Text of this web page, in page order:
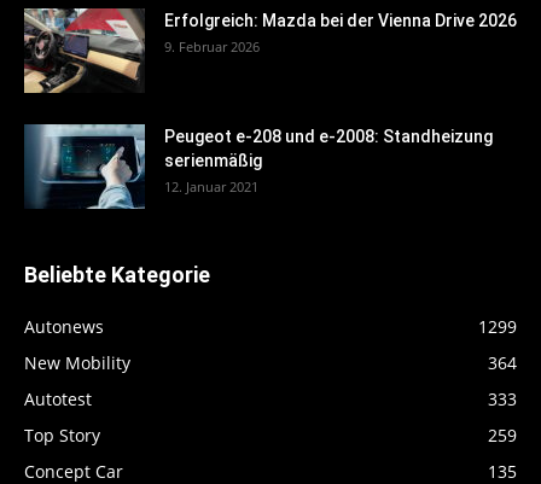
Erfolgreich: Mazda bei der Vienna Drive 2026
9. Februar 2026
Peugeot e-208 und e-2008: Standheizung
serienmäßig
12. Januar 2021
Beliebte Kategorie
Autonews
1299
New Mobility
364
Autotest
333
Top Story
259
Concept Car
135